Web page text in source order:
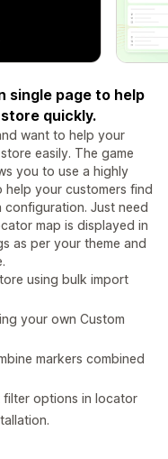
single page to help
quickly.
want to help your
easily. The game
you to use a highly
your customers find
Just need
map is displayed in
as per your theme and
using bulk import
your own Custom
markers combined
filter options in locator